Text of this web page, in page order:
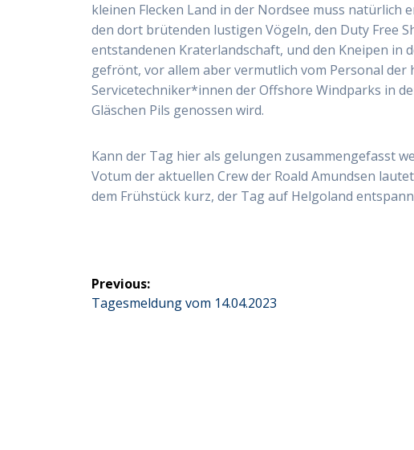
kleinen Flecken Land in der Nordsee muss natürlich
den dort brütenden lustigen Vögeln, den Duty Free
entstandenen Kraterlandschaft, und den Kneipen in
gefrönt, vor allem aber vermutlich vom Personal
Servicetechniker*innen der Offshore Windparks in
Gläschen Pils genossen wird.
Kann der Tag hier als gelungen zusammengefasst
Votum der aktuellen Crew der Roald Amundsen
dem Frühstück kurz, der Tag auf Helgoland
Beitragsnavigation
Previous:
Previous
Tagesmeldung vom 14.04.2023